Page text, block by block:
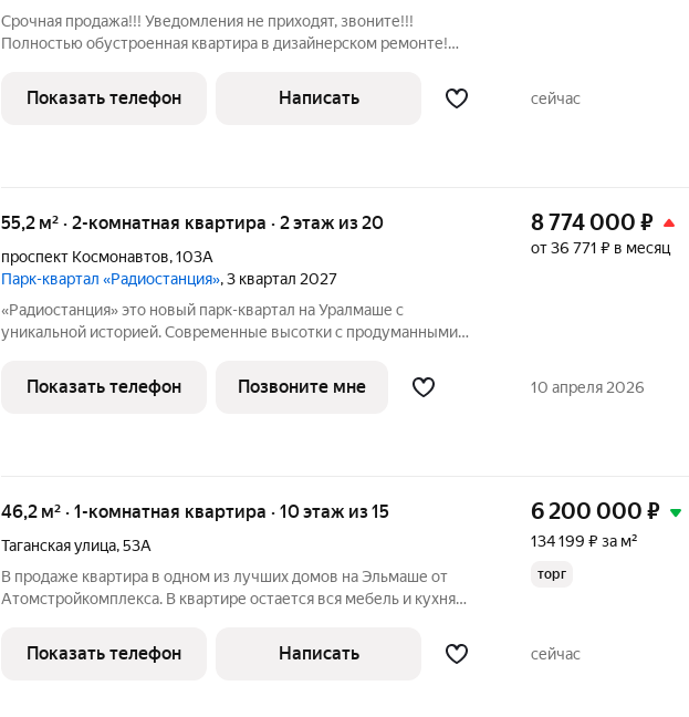
Срочная продажа!!! Уведомления не приходят, звоните!!!
Полностью обустроенная квартира в дизайнерском ремонте!
на лес, спортивную и детскую площадку. Малоэтажная застройка
дает ощущение
Показать телефон Написать сейчас
55,2 м² · 2-комнатная квартира · 2 этаж из 20
проспект Космонавтов,103А
Парк-квартал «Радиостанция», 3 квартал 2027
«Радиостанция» это новый парк-квартал на Уралмаше с
уникальной историей. Современные высотки с продуманными
особенность масштабный двор-парк с зонами для спорта, игр и
отдыха, свободный от
8 774 000 ₽
от 36 771 ₽ в месяц
Показать телефон Позвоните мне 10 апреля 2026
46,2 м² · 1-комнатная квартира · 10 этаж из 15
Таганская улица,53А
В продаже квартира в одном из лучших домов на Эльмаше от
Атомстройкомплекса. В квартире остается вся мебель и кухня
из окна. Соседи семейные, подъезд чистый. Локация: во дворе
школа 46,
6 200 000 ₽
134 199 ₽ за м²
торг
Показать телефон Написать сейчас